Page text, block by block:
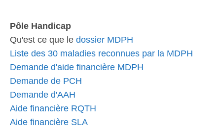
Pôle Handicap
Qu'est ce que le dossier MDPH
Liste des 30 maladies reconnues par la MDPH
Demande d'aide financière MDPH
Demande de PCH
Demande d'AAH
Aide financière RQTH
Aide financière SLA